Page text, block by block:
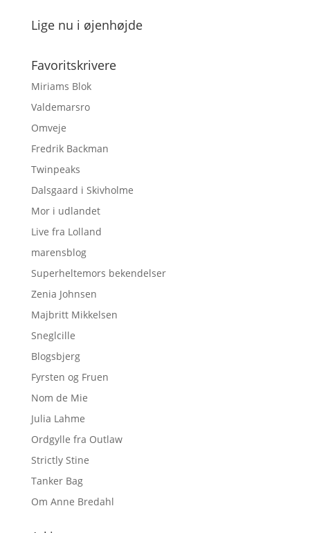
Lige nu i øjenhøjde
Favoritskrivere
Miriams Blok
Valdemarsro
Omveje
Fredrik Backman
Twinpeaks
Dalsgaard i Skivholme
Mor i udlandet
Live fra Lolland
marensblog
Superheltemors bekendelser
Zenia Johnsen
Majbritt Mikkelsen
Sneglcille
Blogsbjerg
Fyrsten og Fruen
Nom de Mie
Julia Lahme
Ordgylle fra Outlaw
Strictly Stine
Tanker Bag
Om Anne Bredahl